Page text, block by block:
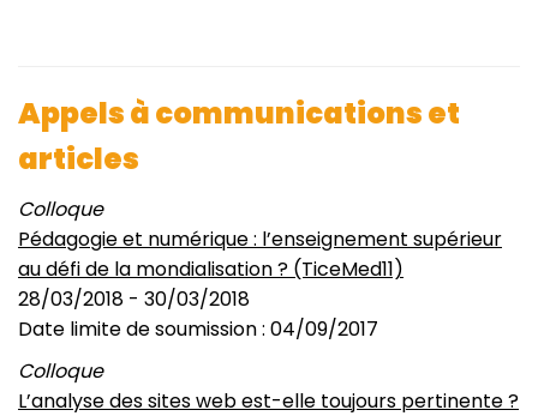
Appels à communications et
articles
Colloque
Pédagogie et numérique : l’enseignement supérieur
au défi de la mondialisation ? (TiceMed11)
28/03/2018 - 30/03/2018
Date limite de soumission : 04/09/2017
Colloque
L’analyse des sites web est-elle toujours pertinente ?